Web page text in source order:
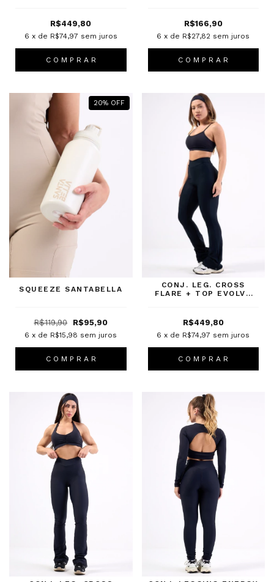
R$449,80
6 x de R$74,97 sem juros
C O M P R A R
R$166,90
6 x de R$27,82 sem juros
C O M P R A R
20% OFF
SQUEEZE SANTABELLA
R$119,90 R$95,90
6 x de R$15,98 sem juros
C O M P R A R
CONJ. LEG. CROSS
FLARE + TOP EVOLVE
R$449,80
6 x de R$74,97 sem juros
C O M P R A R